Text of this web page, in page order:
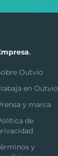
.
Outvio
en Outvio
y marca
de
y